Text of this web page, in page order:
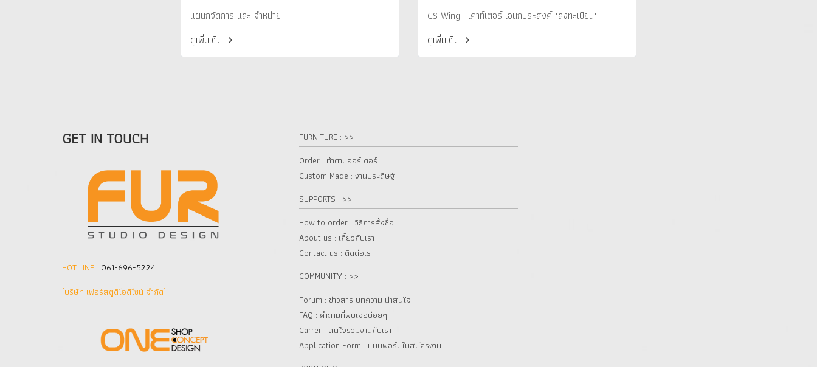
แผนกจัดการ และ จำหน่าย
ดูเพิ่มเติม
CS Wing : เคาท์เตอร์ เอนกประสงค์ "ลงทะเบียน"
ดูเพิ่มเติม
GET IN TOUCH
HOT LINE : 061-696-5224
(บริษัท เฟอร์สตูดิโอดีไซน์ จำกัด]
FURNITURE : >>
Order : ทำตามออร์เดอร์
Custom Made : งานประดิษฐ์
SUPPORTS : >>
How to order : วิธีการสั่งซื้อ
About us : เกี๋ยวกับเรา
Contact us : ติดต่อเรา
COMMUNITY : >>
Forum : ข่าวสาร บทความ น่าสนใจ
FAQ : คำถามที่พบเจอบ่อยๆ
Carrer : สนใจร่วมงานกับเรา
Application Form : แบบฟอร์มใบสมัครงาน